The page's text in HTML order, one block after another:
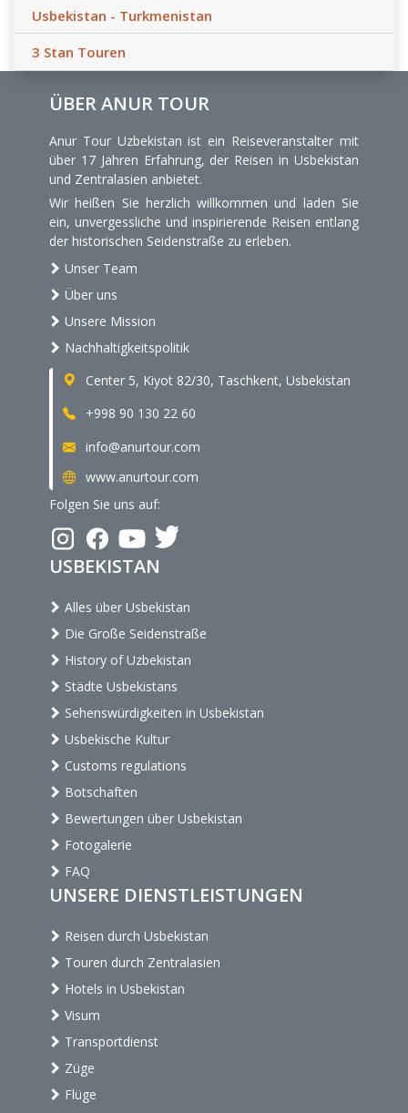
Usbekistan - Turkmenistan
3 Stan Touren
ÜBER ANUR TOUR
Anur Tour Uzbekistan ist ein Reiseveranstalter mit
über 17 Jahren Erfahrung, der Reisen in Usbekistan
und Zentralasien anbietet.
Wir heißen Sie herzlich willkommen und laden Sie
ein, unvergessliche und inspirierende Reisen entlang
der historischen Seidenstraße zu erleben.
Unser Team
Über uns
Unsere Mission
Nachhaltigkeitspolitik
Center 5, Kiyot 82/30, Taschkent, Usbekistan
+998 90 130 22 60
info@anurtour.com
www.anurtour.com
Folgen Sie uns auf:
USBEKISTAN
Alles über Usbekistan
Die Große Seidenstraße
History of Uzbekistan
Städte Usbekistans
Sehenswürdigkeiten in Usbekistan
Usbekische Kultur
Customs regulations
Botschaften
Bewertungen über Usbekistan
Fotogalerie
FAQ
UNSERE DIENSTLEISTUNGEN
Reisen durch Usbekistan
Touren durch Zentralasien
Hotels in Usbekistan
Visum
Transportdienst
Züge
Flüge